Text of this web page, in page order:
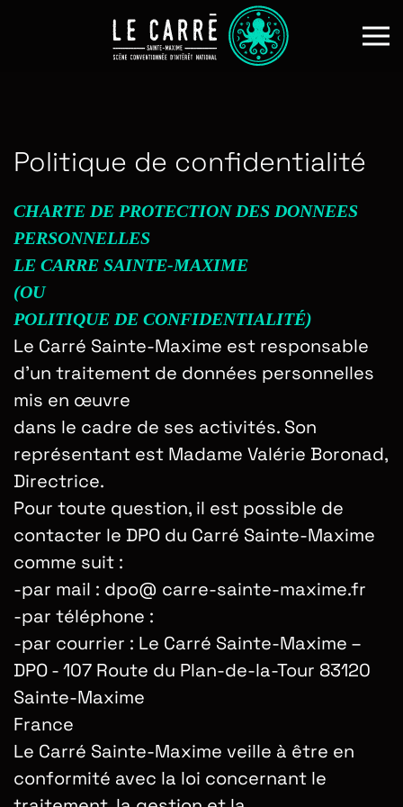
Skip to main content
Politique de confidentialité
CHARTE DE PROTECTION DES DONNEES
PERSONNELLES
LE CARRE SAINTE-MAXIME
(OU
POLITIQUE DE CONFIDENTIALITÉ)
Le Carré Sainte-Maxime est responsable
d’un traitement de données personnelles
mis en œuvre
dans le cadre de ses activités. Son
représentant est Madame Valérie Boronad,
Directrice.
Pour toute question, il est possible de
contacter le DPO du Carré Sainte-Maxime
comme suit :
-par mail : dpo@ carre-sainte-maxime.fr
-par téléphone :
-par courrier : Le Carré Sainte-Maxime –
DPO - 107 Route du Plan-de-la-Tour 83120
Sainte-Maxime
France
Le Carré Sainte-Maxime veille à être en
conformité avec la loi concernant le